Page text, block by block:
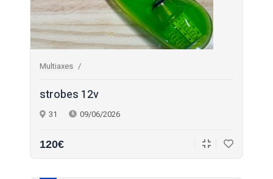
Multiaxes
strobes 12v
31 09/06/2026
120€